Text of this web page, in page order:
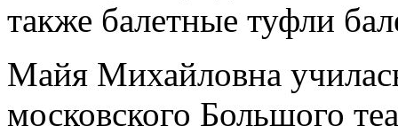
также балетные туфли
Майя Михайловна
московского Большого